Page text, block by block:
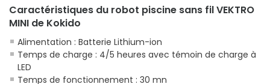
Caractéristiques du robot piscine sans fil VEKTRO
MINI de Kokido
Alimentation : Batterie Lithium-ion
Temps de charge : 4/5 heures avec témoin de charge à
LED
Temps de fonctionnement : 30 mn